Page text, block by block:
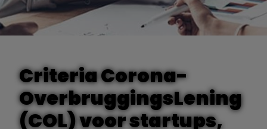
Criteria Corona-
OverbruggingsLening
(COL) voor startups,